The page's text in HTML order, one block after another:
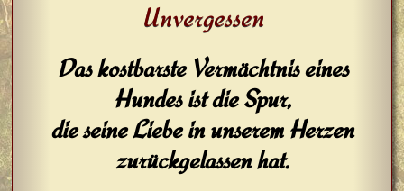
Unvergessen
Das kostbarste Vermächtnis eines
Hundes ist die Spur,
die seine Liebe in unserem Herzen
zurückgelassen hat.